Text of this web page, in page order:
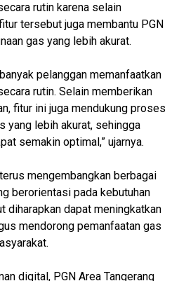
rutin karena selain
tersebut juga membantu PGN
gas yang lebih akurat.
pelanggan memanfaatkan
rutin. Selain memberikan
fitur ini juga mendukung proses
yang lebih akurat, sehingga
semakin optimal,” ujarnya.
mengembangkan berbagai
berorientasi pada kebutuhan
diharapkan dapat meningkatkan
mendorong pemanfaatan gas
digital, PGN Area Tangerang